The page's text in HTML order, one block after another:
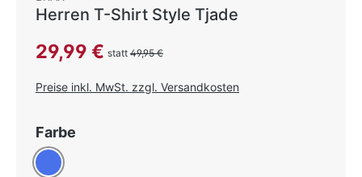
Herren T-Shirt Style Tjade
Verkaufspreis:
29,99 € statt 49,95 €
Preise inkl. MwSt. zzgl. Versandkosten
Farbe